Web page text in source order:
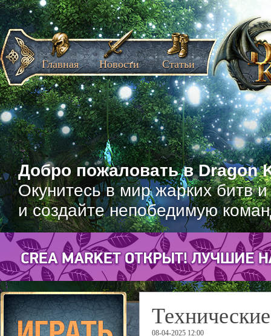
Добро пожаловать в Dragon
Окунитесь в мир жарких битв
и создайте непобедимую
Главная Новости Статьи
08-04-2025 12:00